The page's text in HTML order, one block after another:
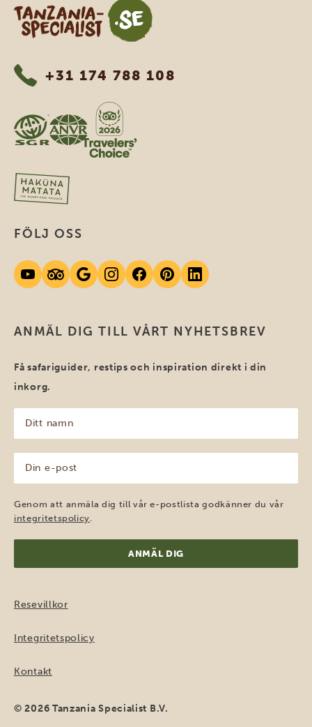
Tanzania Specialist
+31 174 788 108
ANMÄL DIG TILL VÅRT NYHETSBREV
Få safariguider, restips och inspiration direkt i din
inkorg.
namn
(Obligatoriskt)
post
(Obligatoriskt)
Genom att anmäla dig till vår e-postlista godkänner du vår
integritetspolicy.
FÖLJ OSS
Resevillkor
Integritetspolicy
Kontakt
© 2026 Tanzania Specialist B.V.